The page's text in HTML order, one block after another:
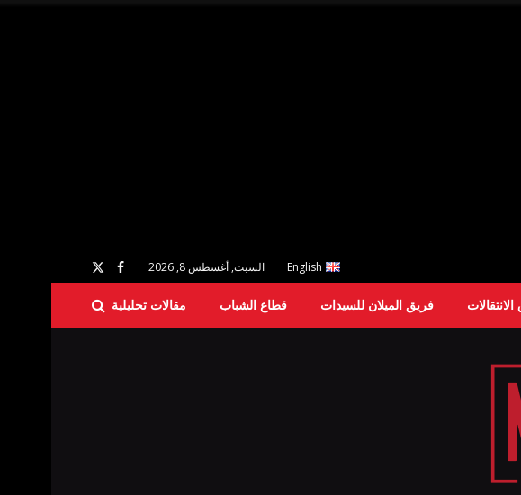
English السبت, أغسطس 8, 2026
فريق الميلان للسيدات قطاع الشباب مقالات تحليلية